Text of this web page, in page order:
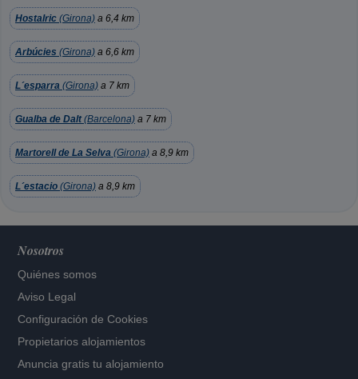
Hostalric (Girona) a 6,4 km
Arbúcies (Girona) a 6,6 km
L´esparra (Girona) a 7 km
Gualba de Dalt(Barcelona) a 7 km
Martorell de La Selva (Girona) a 8,9 km
L´estacio (Girona) a 8,9 km
Nosotros
Quiénes somos
Aviso Legal
Configuración de Cookies
Propietarios alojamientos
Anuncia gratis tu alojamiento